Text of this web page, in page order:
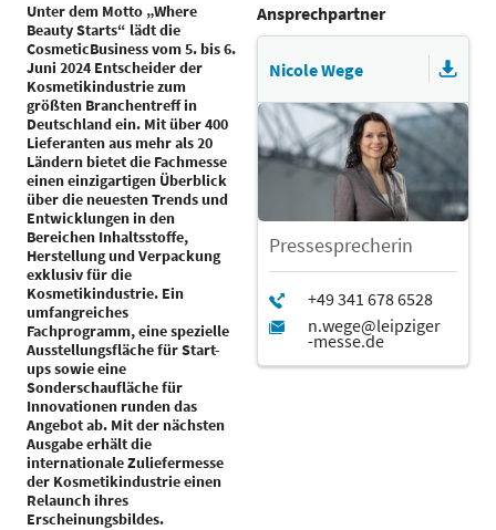
Unter dem Motto „Where
Beauty Starts“ lädt die
CosmeticBusiness vom 5. bis 6.
Juni 2024 Entscheider der
Kosmetikindustrie zum
größten Branchentreff in
Deutschland ein. Mit über 400
Lieferanten aus mehr als 20
Ländern bietet die Fachmesse
einen einzigartigen Überblick
über die neuesten Trends und
Entwicklungen in den
Bereichen Inhaltsstoffe,
Herstellung und Verpackung
exklusiv für die
Kosmetikindustrie. Ein
umfangreiches
Fachprogramm, eine spezielle
Ausstellungsfläche für Start-
ups sowie eine
Sonderschaufläche für
Innovationen runden das
Angebot ab. Mit der nächsten
Ausgabe erhält die
internationale Zuliefermesse
der Kosmetikindustrie einen
Relaunch ihres
Erscheinungsbildes.
Ansprechpartner
Nicole Wege
Pressesprecherin